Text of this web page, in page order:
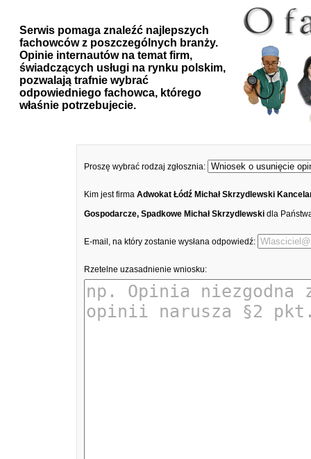
Serwis pomaga znaleźć najlepszych
fachowców z poszczególnych branży.
Opinie internautów na temat firm,
świadczących usługi na rynku polskim,
pozwalają trafnie wybrać
odpowiedniego fachowca, którego
właśnie potrzebujecie.
Proszę wybrać rodzaj zgłosznia:
Kim jest firma Adwokat Łódź Michał Skrzydlewski
Gospodarcze, Spadkowe Michał Skrzydlewski dla
E-mail, na który zostanie wysłana odpowiedź:
Rzetelne uzasadnienie wniosku: